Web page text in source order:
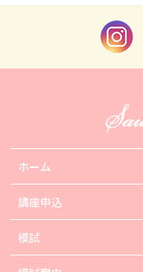
ホーム
講座申込
模試